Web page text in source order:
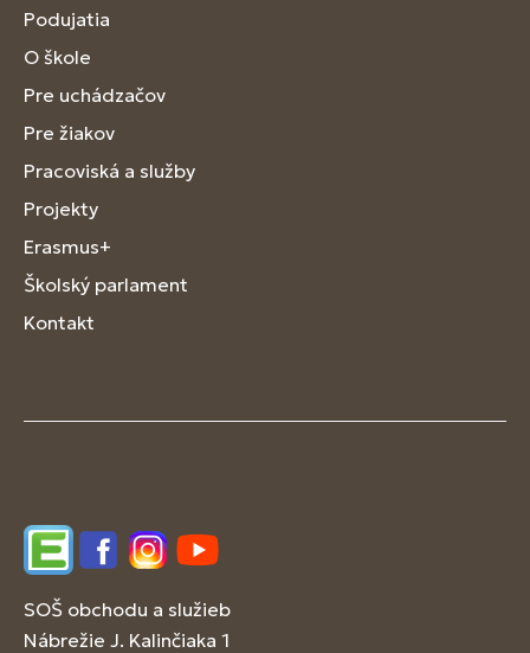
Podujatia
O škole
Pre uchádzačov
Pre žiakov
Pracoviská a služby
Projekty
Erasmus+
Školský parlament
Kontakt
EdupageFacebookInstagram
YouTube
SOŠ obchodu a služieb
Nábrežie J. Kalinčiaka 1